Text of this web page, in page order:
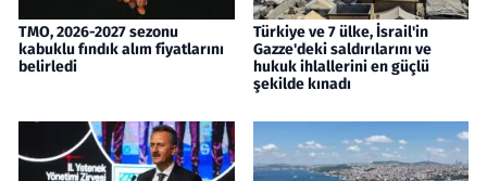
TMO, 2026-2027 sezonu
kabuklu fındık alım fiyatlarını
belirledi
Türkiye ve 7 ülke, İsrail'in
Gazze'deki saldırılarını ve
hukuk ihlallerini en güçlü
şekilde kınadı